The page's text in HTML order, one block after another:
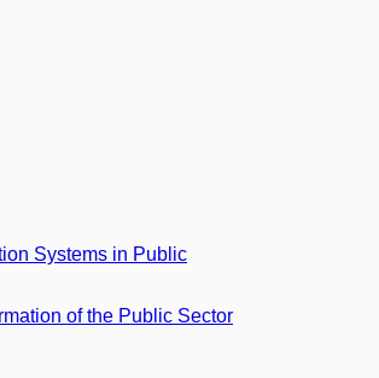
Systems in Public
of the Public Sector